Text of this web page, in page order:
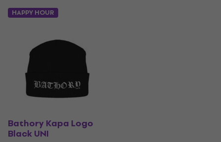
HAPPY HOUR
Bathory Kapa Logo
Black UNI